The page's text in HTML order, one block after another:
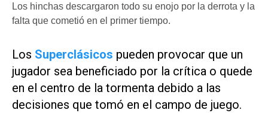
Los hinchas descargaron todo su enojo por la derrota y la
falta que cometió en el primer tiempo.
Los Superclásicos pueden provocar que un
jugador sea beneficiado por la crítica o quede
en el centro de la tormenta debido a las
decisiones que tomó en el campo de juego.